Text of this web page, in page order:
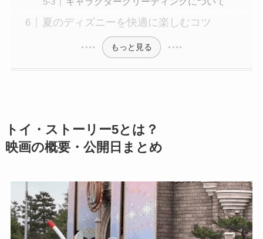
夏のディズニーを快適に楽しむコツ
もっと見る
トイ・ストーリー5とは？
映画の概要・公開日まとめ